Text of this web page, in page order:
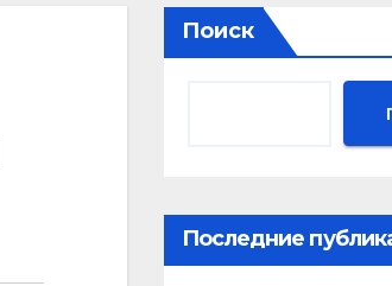
Поиск
Последние